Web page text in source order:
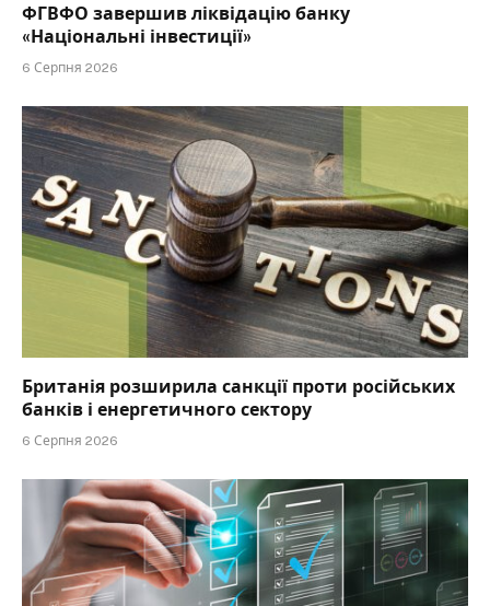
ФГВФО завершив ліквідацію банку
«Національні інвестиції»
6 Серпня 2026
Британія розширила санкції проти російських
банків і енергетичного сектору
6 Серпня 2026